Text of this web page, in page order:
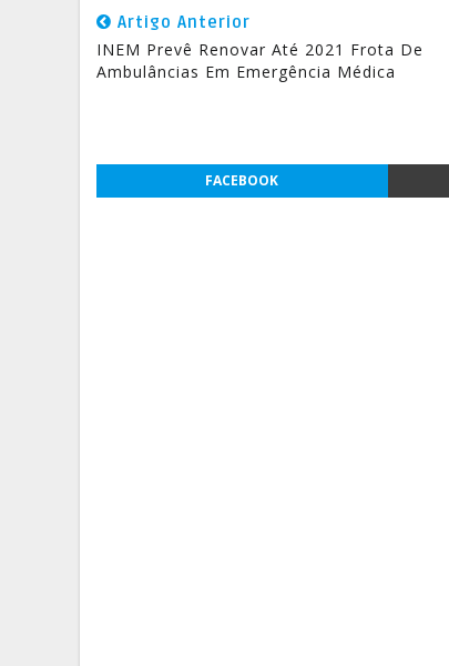
Artigo Anterior
INEM Prevê Renovar Até 2021 Frota De
Ambulâncias Em Emergência Médica
FACEBOOK